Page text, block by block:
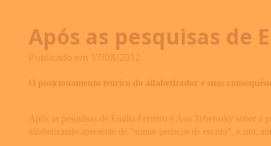
Após as pesquisas de
Publicado em 17/08/2012
O posicionamento teórico do alfabetizador e suas
Após as pesquisas de Emilia Ferreiro e Ana Teberosky sobre a
alfabetizando apresente de “somar pedaços de escrita”, e sim,